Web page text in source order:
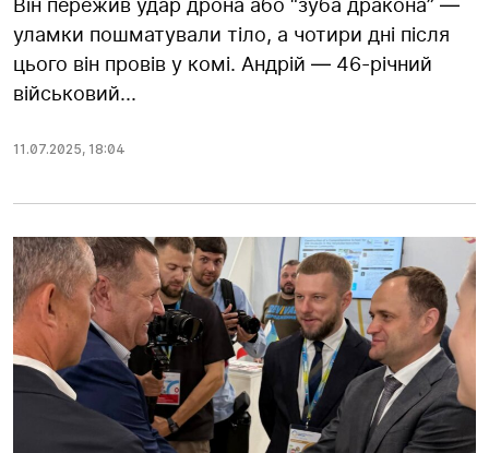
Він пережив удар дрона або “зуба дракона” —
уламки пошматували тіло, а чотири дні після
цього він провів у комі. Андрій — 46-річний
військовий...
11.07.2025, 18:04